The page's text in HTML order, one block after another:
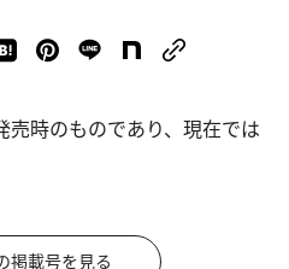
時のものであり、現在では
掲載号を見る